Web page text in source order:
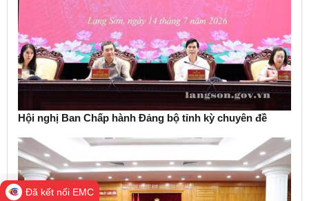
Hội nghị Ban Chấp hành Đảng bộ tỉnh kỳ chuyên đề
Đã kết nối EMC